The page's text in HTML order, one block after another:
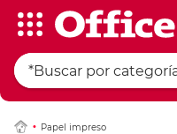
Papel impreso